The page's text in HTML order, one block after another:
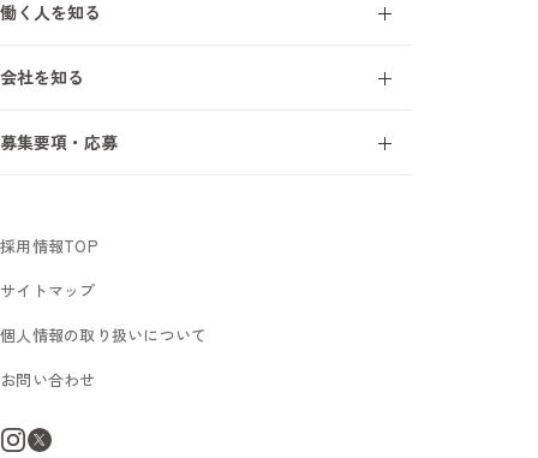
研修・教育制度
働く人を知る
サポートスタッフインタビュー
会社を知る
オープンアップコンストラクションを知る7ワード
募集要項・応募
採用情報TOP
サイトマップ
個人情報の取り扱いについて
お問い合わせ